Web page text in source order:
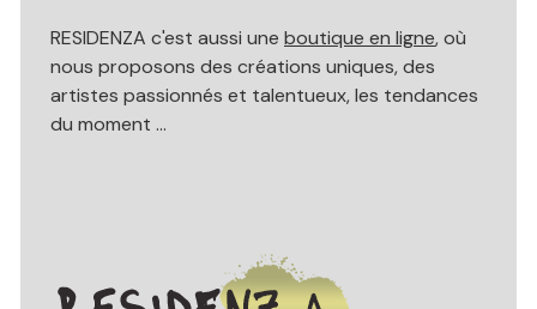
vendus
Contact
Blog
RESIDENZA c'est aussi une boutique en ligne, où
nous proposons des créations uniques, des
artistes passionnés et talentueux, les tendances
du moment ...